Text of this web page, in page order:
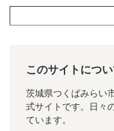
このサイトにつ
茨城県つくばみらい
式サイトです。日々
ています。